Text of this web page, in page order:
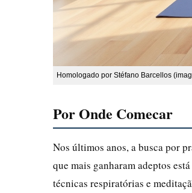
Homologado por Stéfano Barcellos
Por Onde Comecar
Nos últimos anos, a busca por
que mais ganharam adeptos
técnicas respiratórias e